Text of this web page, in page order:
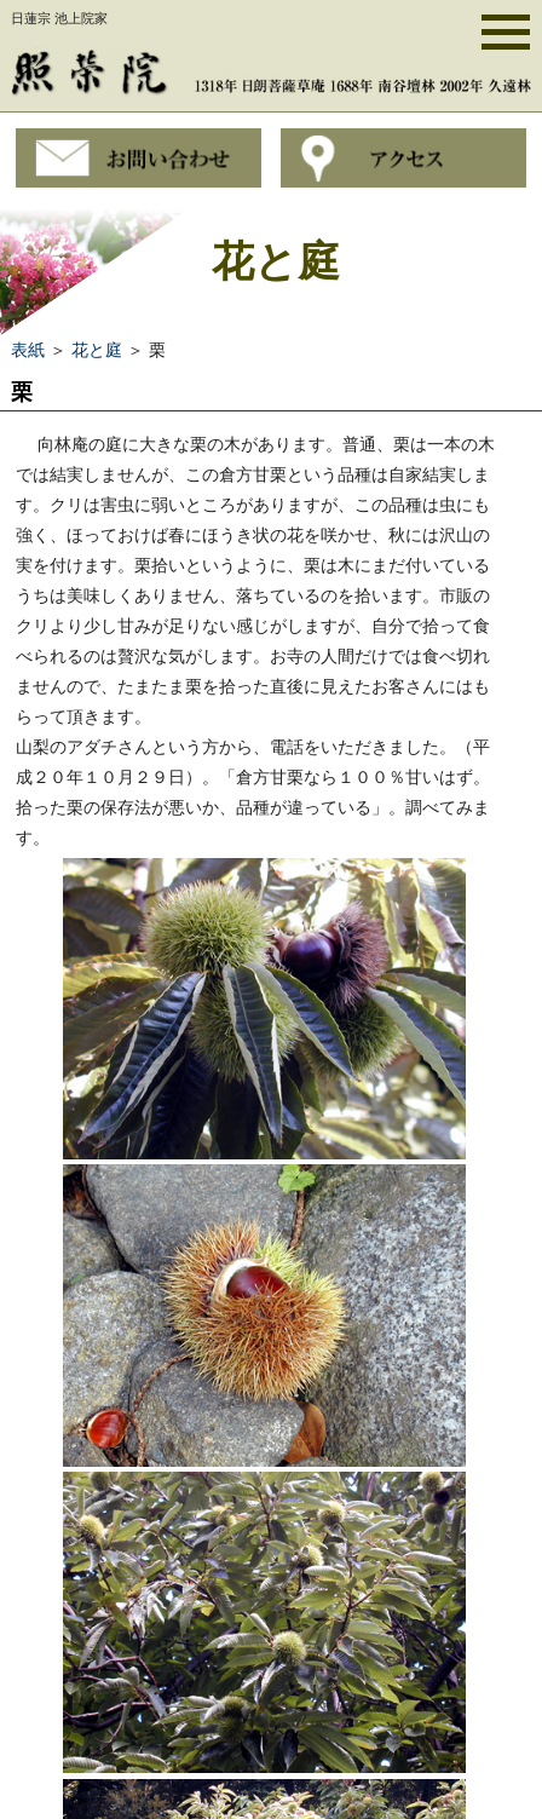
日蓮宗 池上院家
花と庭
表紙＞ 花と庭 ＞ 栗
栗
向林庵の庭に大きな栗の木があります。普通、栗は一本の木
では結実しませんが、この倉方甘栗という品種は自家結実しま
す。クリは害虫に弱いところがありますが、この品種は虫にも
強く、ほっておけば春にほうき状の花を咲かせ、秋には沢山の
実を付けます。栗拾いというように、栗は木にまだ付いている
うちは美味しくありません、落ちているのを拾います。市販の
クリより少し甘みが足りない感じがしますが、自分で拾って食
べられるのは贅沢な気がします。お寺の人間だけでは食べ切れ
ませんので、たまたま栗を拾った直後に見えたお客さんにはも
らって頂きます。
山梨のアダチさんという方から、電話をいただきました。（平
成２０年１０月２９日）。「倉方甘栗なら１００％甘いはず。
拾った栗の保存法が悪いか、品種が違っている」。調べてみま
す。